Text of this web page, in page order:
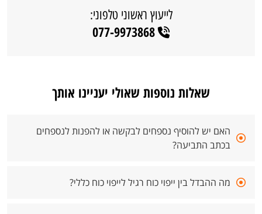
לייעוץ ראשוני טלפוני:
077-9973868
שאלות נוספות שאולי יעניינו אותך
האם יש להוסיף נספחים לבקשה או להפנות לנספחים
בכתב התביעה?
מה ההבדל בין ייפוי כוח רגיל לייפוי כוח כללי?